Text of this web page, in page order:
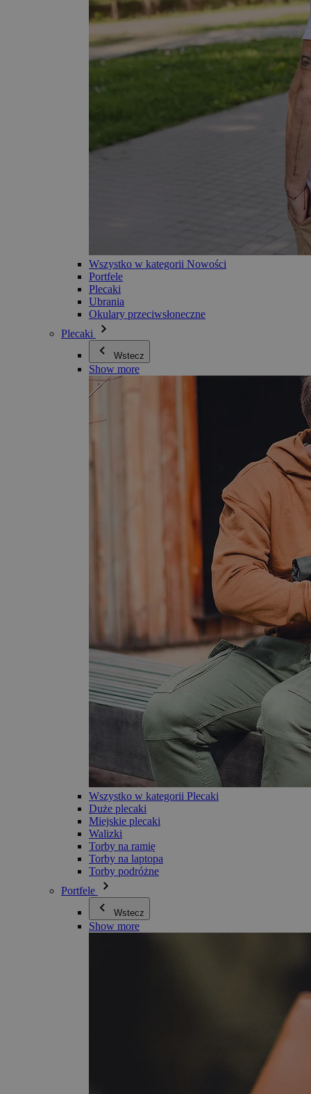
Wszystko w kategorii Nowości
Portfele
Plecaki
Ubrania
Okulary przeciwsłoneczne
Plecaki
Wstecz
Show more
Wszystko w kategorii Plecaki
Duże plecaki
Miejskie plecaki
Walizki
Torby na ramię
Torby na laptopa
Torby podróżne
Portfele
Wstecz
Show more